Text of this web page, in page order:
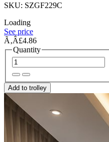
SKU: SZGF229C
Loading
See price
Ã‚Â£4.86
Quantity
Add to trolley